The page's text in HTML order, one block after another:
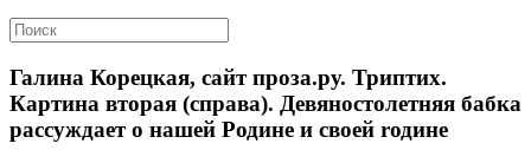
Галина Корецкая, сайт проза.ру. Триптих.
Картина вторая (справа). Девяностолетняя бабка
рассуждает о нашей Родине и своей rодине